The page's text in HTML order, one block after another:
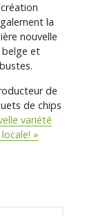
la
nouvelle
belge et
de
de chips
variété
»